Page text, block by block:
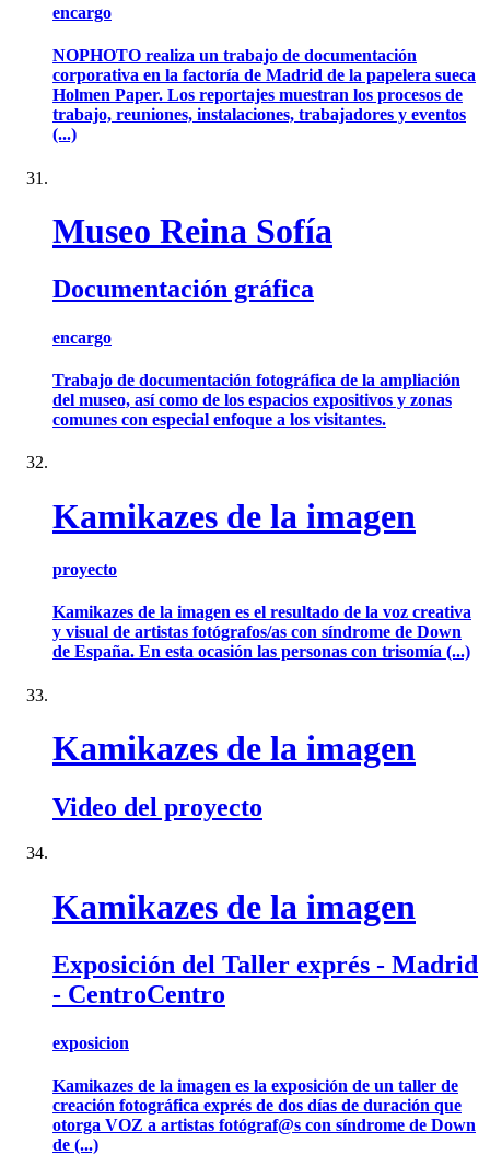
encargo
NOPHOTO realiza un trabajo de documentación
corporativa en la factoría de Madrid de la papelera sueca
Holmen Paper. Los reportajes muestran los procesos de
trabajo, reuniones, instalaciones, trabajadores y eventos
(...)
Museo Reina Sofía
Documentación gráfica
encargo
Trabajo de documentación fotográfica de la ampliación
del museo, así como de los espacios expositivos y zonas
comunes con especial enfoque a los visitantes.
Kamikazes de la imagen
proyecto
Kamikazes de la imagen es el resultado de la voz creativa
y visual de artistas fotógrafos/as con síndrome de Down
de España. En esta ocasión las personas con trisomía (...)
Kamikazes de la imagen
Video del proyecto
Kamikazes de la imagen
Exposición del Taller exprés - Madrid
- CentroCentro
exposicion
Kamikazes de la imagen es la exposición de un taller de
creación fotográfica exprés de dos días de duración que
otorga VOZ a artistas fotógraf@s con síndrome de Down
de (...)